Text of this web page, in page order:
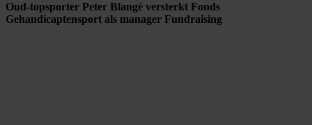
Oud-topsporter Peter Blangé versterkt Fonds
Gehandicaptensport als manager Fundraising